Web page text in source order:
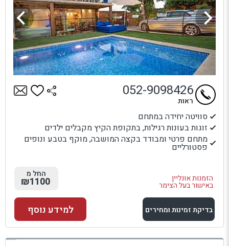
סוויטה יחידה במתחם
זוגות בעונות רגילות, בתקופת הקיץ מקבלים ילדים
מתחם פרטי ומבודד בקצה המושבה, מוקף בטבע ונופים
פסטורליים
הזמנות אונליין
באישור בעל הצימר
052-9098426
ראות
החל מ
₪1100
בדיקת זמינות ומחירים
למתחם זה
למידע נוסף